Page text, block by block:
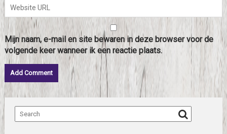
Mijn naam, e-mail en site bewaren in deze browser voor de
volgende keer wanneer ik een reactie plaats.